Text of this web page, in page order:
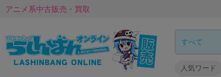
アニメ系中古販売・買取
人気ワード